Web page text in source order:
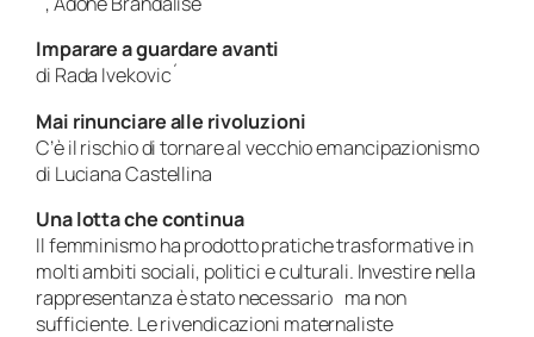
Imparare a guardare avanti
di Rada Ivekovic´
Mai rinunciare alle rivoluzioni
C’è il rischio di tornare al vecchio emancipazionismo
di Luciana Castellina
Una lotta che continua
Il femminismo ha prodotto pratiche trasformative in
molti ambiti sociali, politici e culturali. Investire nella
rappresentanza è stato necessario ma non
sufficiente. Le rivendicazioni maternaliste